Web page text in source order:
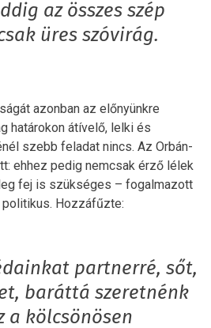
az összes szép
üres szóvirág.
azonban az előnyünkre
határokon átívelő, lelki és
szebb feladat nincs. Az Orbán-
ehhez pedig nemcsak érző lélek
fej is szükséges – fogalmazott
Hozzáfűzte:
partnerré, sőt,
baráttá szeretnénk
a kölcsönösen